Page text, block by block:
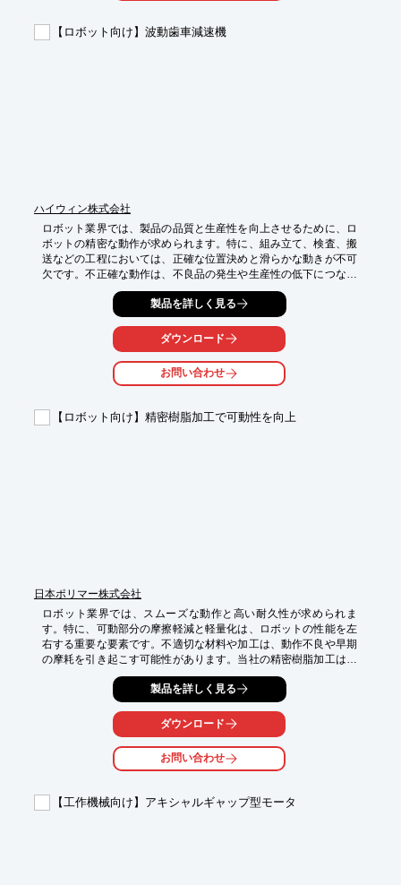
【導入の効果】
【ロボット向け】波動歯車減速機
ハイウィン株式会社
ロボット業界では、製品の品質と生産性を向上させるために、ロ
ボットの精密な動作が求められます。特に、組み立て、検査、搬
送などの工程においては、正確な位置決めと滑らかな動きが不可
欠です。不正確な動作は、不良品の発生や生産性の低下につなが
る可能性があります。当社の波動歯車減速機は、高精度な位置決
めと高効率な動作を実現し、ロボットの性能を最大限に引き出し
【活用シーン】
*   精密組立ロボット
*   位置決めが必要な各種ロボット
製品を詳しく見る
ダウンロード
お問い合わせ
【ロボット向け】精密樹脂加工で可動性を向上
日本ポリマー株式会社
ロボット業界では、スムーズな動作と高い耐久性が求められま
す。特に、可動部分の摩擦軽減と軽量化は、ロボットの性能を左
右する重要な要素です。不適切な材料や加工は、動作不良や早期
の摩耗を引き起こす可能性があります。当社の精密樹脂加工は、
これらの課題を解決し、ロボットの性能向上に貢献します。
【活用シーン】
・耐久性の向上
製品を詳しく見る
ダウンロード
お問い合わせ
【工作機械向け】アキシャルギャップ型モータ